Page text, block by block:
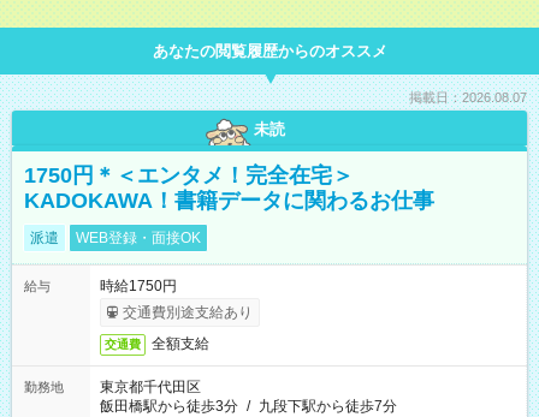
あなたの閲覧履歴からのオススメ
掲載日：2026.08.07
未読
1750円＊＜エンタメ！完全在宅＞
KADOKAWA！書籍データに関わるお仕事
派遣 WEB登録・面接OK
給与
時給1750円
交通費別途支給あり
交通費 全額支給
勤務地
東京都千代田区
飯田橋駅から徒歩3分 / 九段下駅から徒歩7分